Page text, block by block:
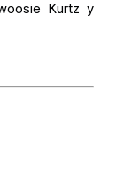
Kurtz y